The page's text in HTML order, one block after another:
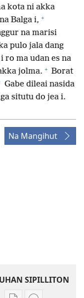
kota ni akka
Balga i, +
na marisi
pulo jala dang
ro ma udan es na
jolma. + Borat
Gabe dileai nasida
situtu do jea i.
Na Mangihut
SIPILLITON